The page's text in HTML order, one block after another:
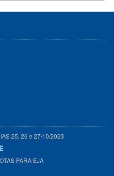
25, 26 e 27/10/2023
PARA EJA